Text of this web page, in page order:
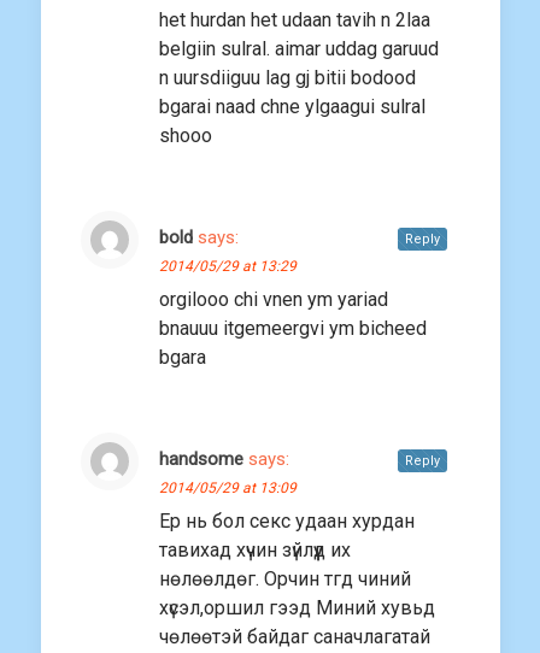
het hurdan het udaan tavih n 2laa
belgiin sulral. aimar uddag garuud
n uursdiiguu lag gj bitii bodood
bgarai naad chne ylgaagui sulral
shooo
bold says:
2014/05/29 at 13:29
orgilooo chi vnen ym yariad
bnauuu itgemeergvi ym bicheed
bgara
Reply
handsome says:
2014/05/29 at 13:09
Ер нь бол секс удаан хурдан
тавихад хүчин зүйлүүд их
нөлөөлдөг. Орчин тгд чиний
хүсэл,оршил гээд Миний хувьд
чөлөөтэй байдаг саначлагатай
Reply